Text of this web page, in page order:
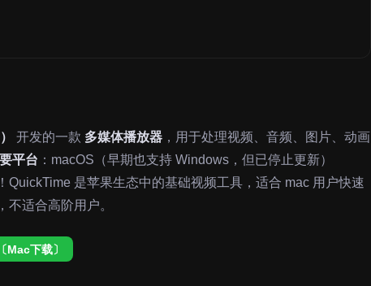
开发的一款 多媒体播放器，用于处理视频、音频、图片、动画
平台 ：macOS（早期也支持 Windows，但已停止更新）
QuickTime 是苹果生态中的基础视频工具，适合 mac 用户快速
适合高阶用户。
下载〕